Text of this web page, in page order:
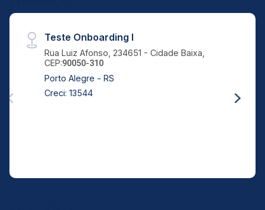
Teste Onboarding I
Rua Luiz Afonso, 234651 - Cidade Baixa,
CEP:90050-310
Porto Alegre - RS
Creci: 13544